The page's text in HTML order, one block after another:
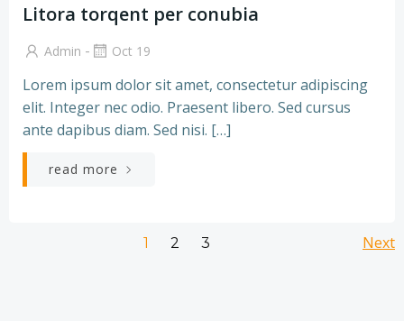
Litora torqent per conubia
Admin - Oct 19
Lorem ipsum dolor sit amet, consectetur adipiscing
elit. Integer nec odio. Praesent libero. Sed cursus
ante dapibus diam. Sed nisi. […]
read more
Page
1 Page
2 Page
3 Next